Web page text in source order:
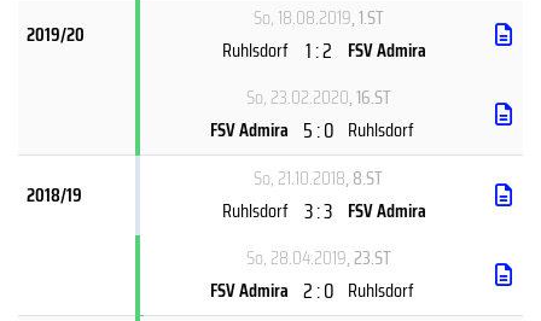
2019/20
So, 18.08.2019, 1.ST
Ruhlsdorf 1 : 2 FSV Admira
So, 23.02.2020, 16.ST
FSV Admira 5 : 0 Ruhlsdorf
2018/19
So, 21.10.2018, 8.ST
Ruhlsdorf 3 : 3 FSV Admira
So, 28.04.2019, 23.ST
FSV Admira 2 : 0 Ruhlsdorf